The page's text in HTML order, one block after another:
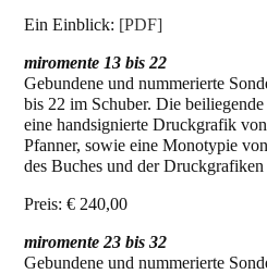
Ein Einblick: [PDF]
miromente 13 bis 22
Gebundene und nummerierte
bis 22 im Schuber. Die
eine handsignierte Druckgrafik
Pfanner, sowie eine Monotypie
des Buches und der
Preis: € 240,00
miromente 23 bis 32
Gebundene und nummerierte